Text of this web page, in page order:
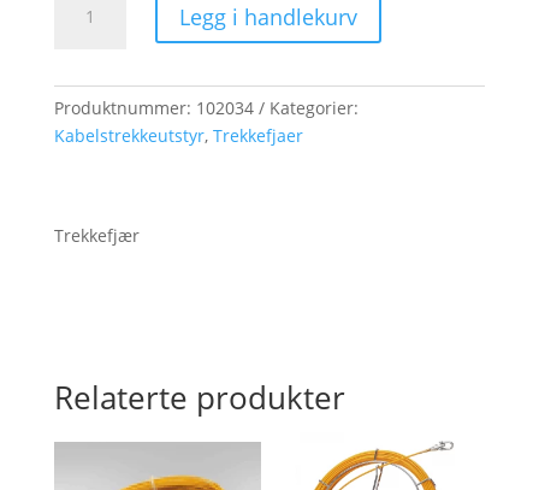
Mini-
Max
Legg i handlekurv
Produktnummer: 102034
Kategorier:
Kabelstrekkeutstyr, Trekkefjaer
Trekkefjær
Relaterte produkter